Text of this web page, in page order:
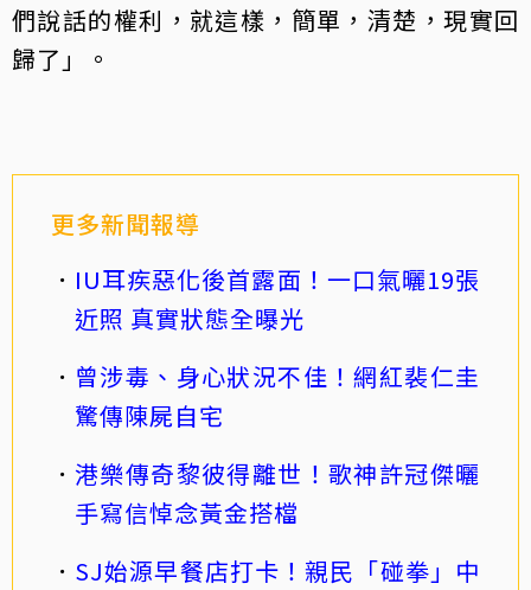
們說話的權利，就這樣，簡單，清楚，現實回
歸了」。
更多新聞報導
IU耳疾惡化後首露面！一口氣曬19張
近照 真實狀態全曝光
曾涉毒、身心狀況不佳！網紅裴仁圭
驚傳陳屍自宅
港樂傳奇黎彼得離世！歌神許冠傑曬
手寫信悼念黃金搭檔
SJ始源早餐店打卡！親民「碰拳」中